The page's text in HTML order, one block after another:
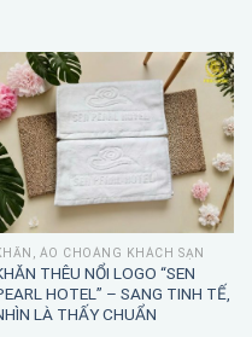
ÁO CHOÀNG KHÁCH SẠN
THÊU NỔI LOGO “SEN
HOTEL” – SANG TINH TẾ,
LÀ THẤY CHUẨN